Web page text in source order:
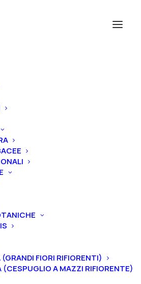
FIORI RIFIORENTI)
(CESPUGLIO A MAZZI RIFIORENTE)